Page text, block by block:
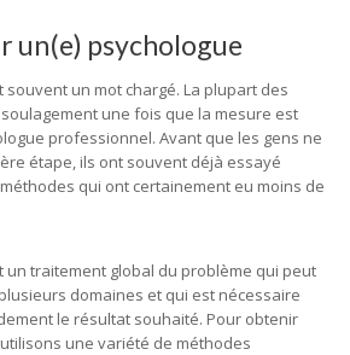
un(e) psychologue
souvent un mot chargé. La plupart des
une fois que la mesure est
professionnel. Avant que les gens ne
étape, ils ont souvent déjà essayé
qui ont certainement eu moins de
un traitement global du problème qui peut
domaines et qui est nécessaire
le résultat souhaité. Pour obtenir
une variété de méthodes